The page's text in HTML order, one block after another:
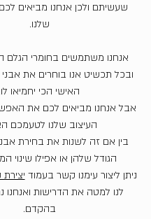
שעשיתם ולכן אנחנו מביאים
שלנו.
אנחנו משתמשים בחומרי הגלם
ובכל תכשיט אנו בוחרים את
האישי הכי יחמיאו לו.
אבל אנחנו מביאים לכם את
העיצוב שלנו לטעמכם
בין אם זה לשנות את בחירת
הגודל שלהן או אפילו שינוי
ניתן ליצור עימנו קשר בעמוד
לנו למטה את הדרישות ואנחנו
בהקדם.